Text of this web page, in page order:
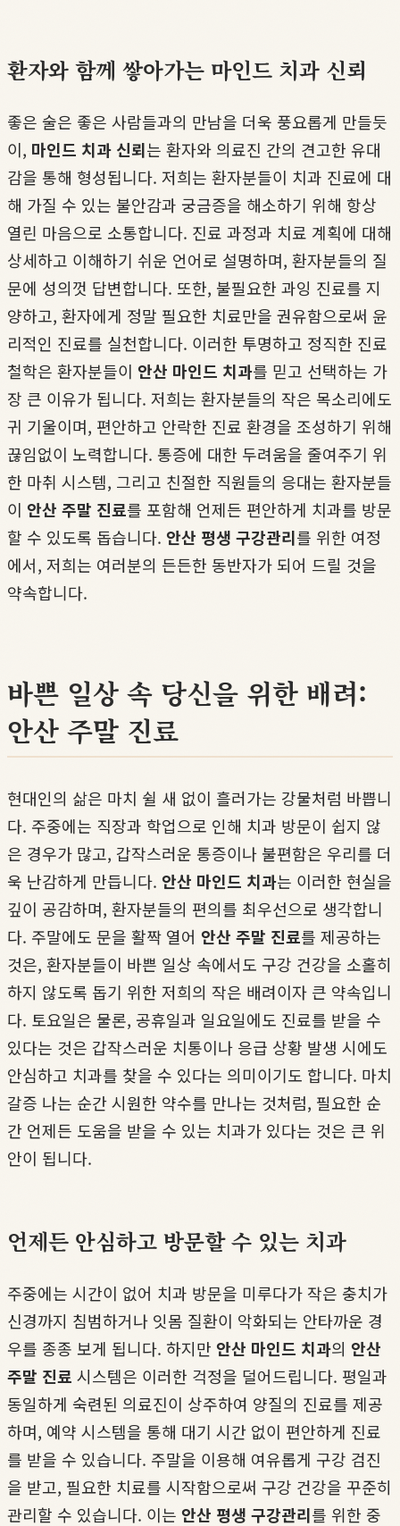
환자와 함께 쌓아가는 마인드 치과 신뢰
좋은 술은 좋은 사람들과의 만남을 더욱 풍요롭게 만들듯
이, 마인드 치과 신뢰는 환자와 의료진 간의 견고한 유대
감을 통해 형성됩니다. 저희는 환자분들이 치과 진료에 대
해 가질 수 있는 불안감과 궁금증을 해소하기 위해 항상
열린 마음으로 소통합니다. 진료 과정과 치료 계획에 대해
상세하고 이해하기 쉬운 언어로 설명하며, 환자분들의 질
문에 성의껏 답변합니다. 또한, 불필요한 과잉 진료를 지
양하고, 환자에게 정말 필요한 치료만을 권유함으로써 윤
리적인 진료를 실천합니다. 이러한 투명하고 정직한 진료
철학은 환자분들이 안산 마인드 치과를 믿고 선택하는 가
장 큰 이유가 됩니다. 저희는 환자분들의 작은 목소리에도
귀 기울이며, 편안하고 안락한 진료 환경을 조성하기 위해
끊임없이 노력합니다. 통증에 대한 두려움을 줄여주기 위
한 마취 시스템, 그리고 친절한 직원들의 응대는 환자분들
이 안산 주말 진료를 포함해 언제든 편안하게 치과를 방문
할 수 있도록 돕습니다. 안산 평생 구강관리를 위한 여정
에서, 저희는 여러분의 든든한 동반자가 되어 드릴 것을
약속합니다.
바쁜 일상 속 당신을 위한 배려:
안산 주말 진료
현대인의 삶은 마치 쉴 새 없이 흘러가는 강물처럼 바쁩니
다. 주중에는 직장과 학업으로 인해 치과 방문이 쉽지 않
은 경우가 많고, 갑작스러운 통증이나 불편함은 우리를 더
욱 난감하게 만듭니다. 안산 마인드 치과는 이러한 현실을
깊이 공감하며, 환자분들의 편의를 최우선으로 생각합니
다. 주말에도 문을 활짝 열어 안산 주말 진료를 제공하는
것은, 환자분들이 바쁜 일상 속에서도 구강 건강을 소홀히
하지 않도록 돕기 위한 저희의 작은 배려이자 큰 약속입니
다. 토요일은 물론, 공휴일과 일요일에도 진료를 받을 수
있다는 것은 갑작스러운 치통이나 응급 상황 발생 시에도
안심하고 치과를 찾을 수 있다는 의미이기도 합니다. 마치
갈증 나는 순간 시원한 약수를 만나는 것처럼, 필요한 순
간 언제든 도움을 받을 수 있는 치과가 있다는 것은 큰 위
안이 됩니다.
언제든 안심하고 방문할 수 있는 치과
주중에는 시간이 없어 치과 방문을 미루다가 작은 충치가
신경까지 침범하거나 잇몸 질환이 악화되는 안타까운 경
우를 종종 보게 됩니다. 하지만 안산 마인드 치과의 안산
주말 진료 시스템은 이러한 걱정을 덜어드립니다. 평일과
동일하게 숙련된 의료진이 상주하여 양질의 진료를 제공
하며, 예약 시스템을 통해 대기 시간 없이 편안하게 진료
를 받을 수 있습니다. 주말을 이용해 여유롭게 구강 검진
을 받고, 필요한 치료를 시작함으로써 구강 건강을 꾸준히
관리할 수 있습니다. 이는 안산 평생 구강관리를 위한 중